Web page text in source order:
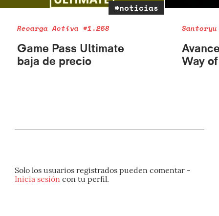
#noticias
Recarga Activa #1.258
Game Pass Ultimate
baja de precio
Way
Solo los usuarios registrados pueden comentar -
Inicia sesión con tu perfil.